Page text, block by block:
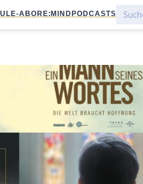
ABO RE:MIND PODCASTS